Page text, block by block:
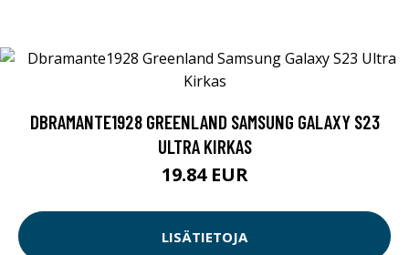
DBRAMANTE1928 GREENLAND SAMSUNG GALAXY S23
ULTRA KIRKAS
19.84 EUR
LISÄTIETOJA